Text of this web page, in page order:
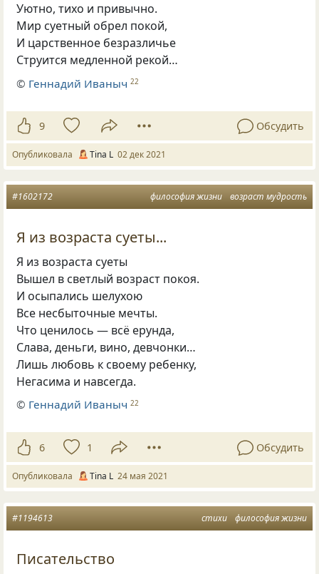
Уютно, тихо и привычно.
Мир суетный обрел покой,
И царственное безразличье
Струится медленной рекой…
© Геннадий Иваныч 22
9 Обсудить
Опубликовала Tina L 02 дек 2021
философия жизни возраст мудрость
#1602172
Я из возраста суеты...
Я из возраста суеты
Вышел в светлый возраст покоя.
И осыпались шелухою
Все несбыточные мечты.
Что ценилось — всё ерунда,
Слава, деньги, вино, девчонки…
Лишь любовь к своему ребенку,
Негасима и навсегда.
© Геннадий Иваныч 22
6 1 Обсудить
Опубликовала Tina L 24 мая 2021
стихи философия жизни
#1194613
Писательство